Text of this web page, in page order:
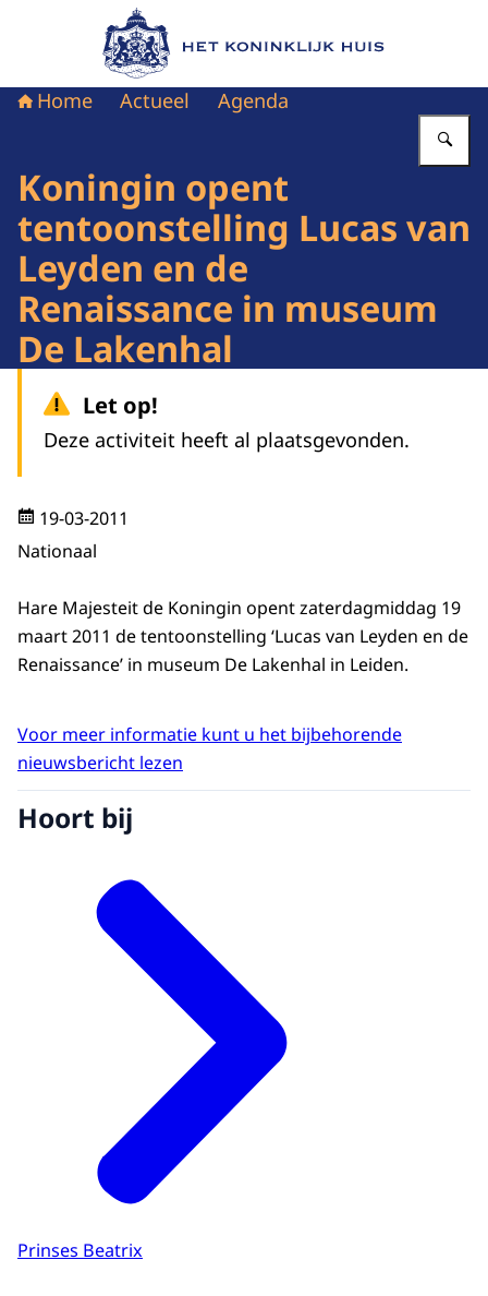
Naar de homepage van Het Koninklijk Huis
Home Actueel Agenda
Koningin opent
tentoonstelling Lucas van
Leyden en de
Renaissance in museum
De Lakenhal
Let op!
Deze activiteit heeft al plaatsgevonden.
19-03-2011
Nationaal
Hare Majesteit de Koningin opent zaterdagmiddag 19
maart 2011 de tentoonstelling ‘Lucas van Leyden en de
Renaissance’ in museum De Lakenhal in Leiden.
Voor meer informatie kunt u het bijbehorende
nieuwsbericht lezen
Hoort bij
Prinses Beatrix